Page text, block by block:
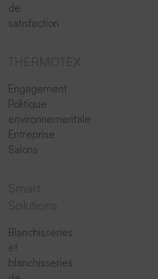
de
satisfaction
Engagement
Politique
environnementale
Entreprise
Salons
Blanchisseries
et
blanchisseries